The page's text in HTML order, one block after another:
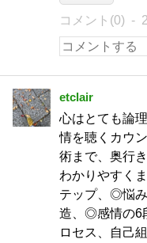
コメント(0)
etclair
心はとても論
情を聴くカウ
術まで、奥行
わかりやすく
テップ、◎悩
造、◎感情の6
ロセス、自己